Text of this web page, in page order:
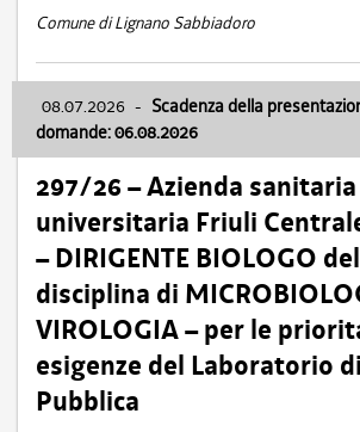
Comune di Lignano Sabbiadoro
08.07.2026 - Scadenza della
domande: 06.08.2026
297/26 – Azienda sanitaria
universitaria Friuli
– DIRIGENTE BIOLOGO
disciplina di
VIROLOGIA – per le
esigenze del Laboratorio
Pubblica